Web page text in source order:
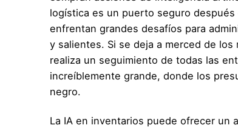
logística es un puerto seguro
enfrentan grandes desafíos para
y salientes. Si se deja a merced de
realiza un seguimiento de todas las
increíblemente grande, donde los
negro.
La IA en inventarios puede ofrecer un